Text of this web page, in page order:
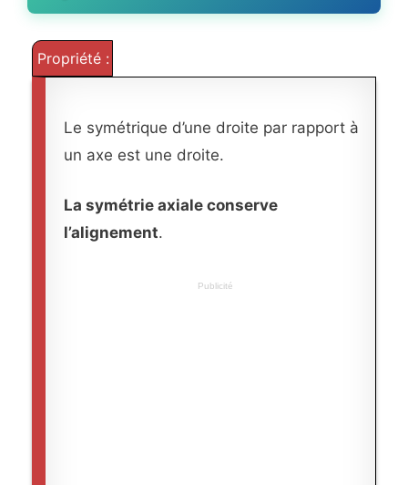
Propriété :
Le symétrique d’une droite par rapport à
un axe est une droite.
La symétrie axiale conserve
l’alignement.
Publicité